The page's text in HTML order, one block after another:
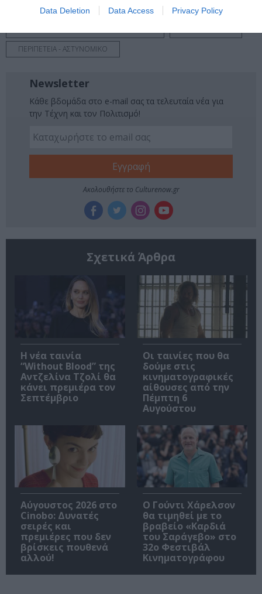
Data Deletion Data Access Privacy Policy
Tags
ΠΕΡΙΠΕΤΕΙΑ - ΑΣΤΥΝΟΜΙΚΟ
Newsletter
Κάθε βδομάδα στο e-mail σας τα τελευταία νέα για
την Τέχνη και τον Πολιτισμό!
Ακολουθήστε το Culturenow.gr
Σχετικά Άρθρα
Η νέα ταινία
“Without Blood” της
Αντζελίνα Τζολί θα
κάνει πρεμιέρα τον
Σεπτέμβριο
Οι ταινίες που θα
δούμε στις
κινηματογραφικές
αίθουσες από την
Πέμπτη 6
Αυγούστου
Αύγουστος 2026 στο
Cinobo: Δυνατές
σειρές και
πρεμιέρες που δεν
βρίσκεις πουθενά
αλλού!
Ο Γούντι Χάρελσον
θα τιμηθεί με το
βραβείο «Καρδιά
του Σαράγεβο» στο
32ο Φεστιβάλ
Κινηματογράφου